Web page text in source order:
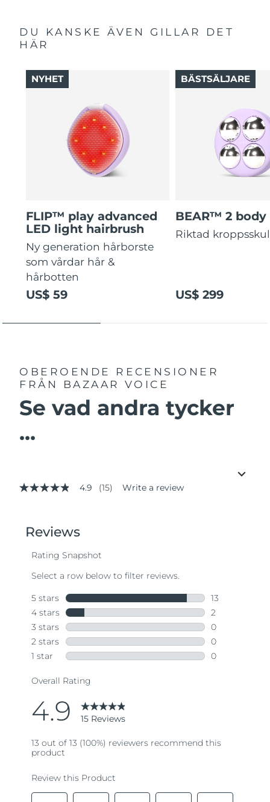
DU KANSKE ÄVEN GILLAR DET
HÄR
FLIP™ play advanced
LED light hairbrush
Ny generation hårborste
som vårdar hår &
hårbotten
US$ 59
NYHET
BEAR™ 2 body
Riktad
US$ 299
BÄSTSÄLJARE
OBEROENDE RECENSIONER
FRÅN BAZAAR VOICE
Se vad andra tycker
...
4.9
stars,
average
value.
Same
page
link.
4.9 (15) Write a review